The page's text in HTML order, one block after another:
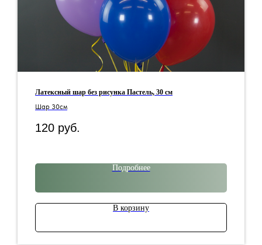
Латексный шар без рисунка Пастель, 30 см
Шар 30см
120 руб.
Подробнее
В корзину